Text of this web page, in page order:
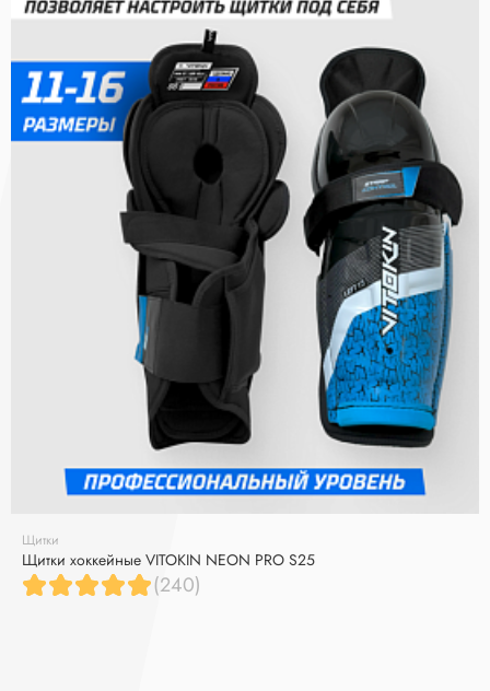
Щитки
Щитки хоккейные VITOKIN NEON PRO S25
(240)